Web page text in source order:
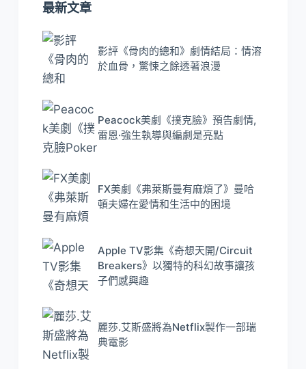
最新文章
影評《骨肉的總和》劇情結局：情溶
於血骨，驚悚之餘透著浪漫
Peacock美劇《撲克臉》預告劇情,
雷恩·強生執導與編劇是亮點
FX美劇《弗萊斯曼有麻煩了》曼哈
頓夫婦在愛情和生活中的困境
Apple TV影集《奇想天開/Circuit
Breakers》以獨特的科幻故事讓孩
子們感興趣
麗莎.艾斯盛將為Netflix製作一部瑞
典電影